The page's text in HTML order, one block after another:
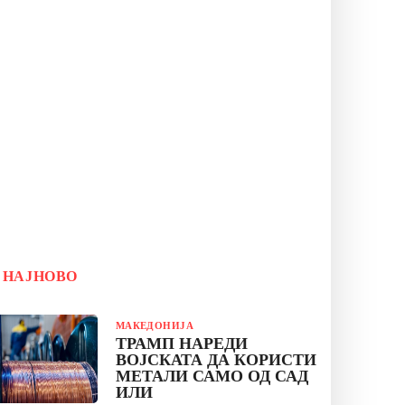
НАЈНОВО
МАКЕДОНИЈА
ТРАМП НАРЕДИ
ВОЈСКАТА ДА КОРИСТИ
МЕТАЛИ САМО ОД САД
ИЛИ